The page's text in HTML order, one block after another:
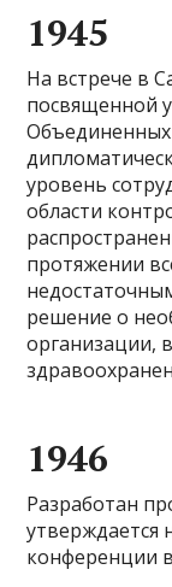
1945
На встрече в
посвященной
уровень
области
протяжении
решение о
организации,
1946
Разработан
утверждается
конференции